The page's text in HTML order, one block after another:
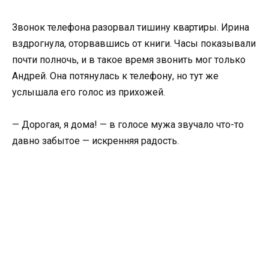
Звонок телефона разорвал тишину квартиры. Ирина
вздрогнула, оторвавшись от книги. Часы показывали
почти полночь, и в такое время звонить мог только
Андрей. Она потянулась к телефону, но тут же
услышала его голос из прихожей.
— Дорогая, я дома! — в голосе мужа звучало что-то
давно забытое — искренняя радость.